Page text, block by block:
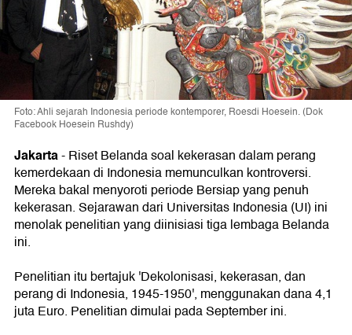
Foto: Ahli sejarah Indonesia periode kontemporer, Roesdi Hoesein. (Dok
Facebook Hoesein Rushdy)
Jakarta-Riset Belanda soal kekerasan dalam perang
kemerdekaan di Indonesia memunculkan kontroversi.
Mereka bakal menyoroti periode Bersiap yang penuh
kekerasan. Sejarawan dari Universitas Indonesia (UI) ini
menolak penelitian yang diinisiasi tiga lembaga Belanda
ini.
Penelitian itu bertajuk 'Dekolonisasi, kekerasan, dan
perang di Indonesia, 1945-1950', menggunakan dana 4,1
juta Euro. Penelitian dimulai pada September ini.